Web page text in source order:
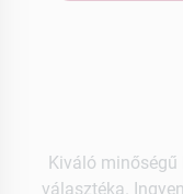
Kiváló minőségű
választéka.